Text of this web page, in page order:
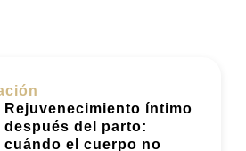
Rejuvenecimiento íntimo
después del parto: